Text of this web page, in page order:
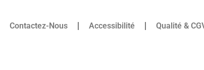
Contactez-Nous Accessibilité Qualité &